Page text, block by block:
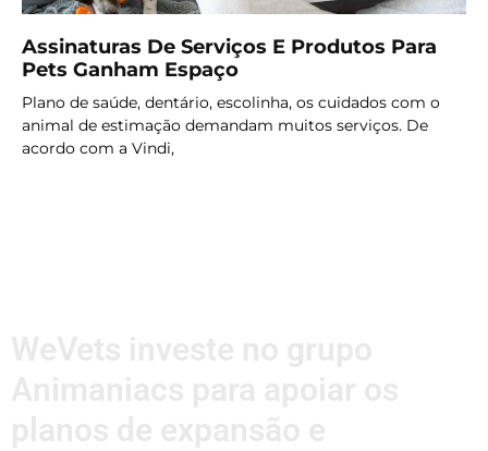
Assinaturas De Serviços E Produtos Para
Pets Ganham Espaço
Plano de saúde, dentário, escolinha, os cuidados com o
animal de estimação demandam muitos serviços. De
acordo com a Vindi,